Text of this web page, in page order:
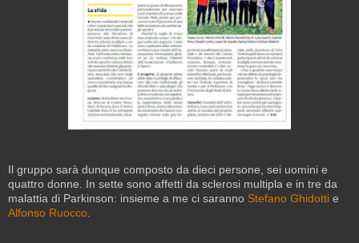
Il gruppo sarà dunque composto da dieci persone, sei uomini e
quattro donne. In sette sono affetti da sclerosi multipla e in tre da
malattia di Parkinson: insieme a me ci saranno Stefano Ghidotti e
Alfonso Ruocco.